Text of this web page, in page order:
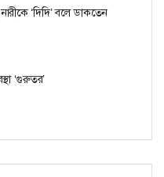
‘দিদি’ বলে ডাকতেন
‘গুরুতর’